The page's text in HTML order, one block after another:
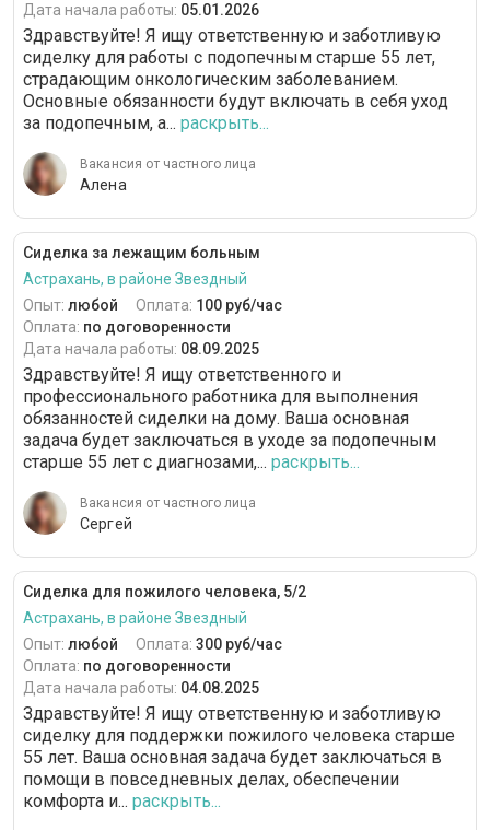
Дата начала работы: 05.01.2026
Здравствуйте! Я ищу ответственную и заботливую
сиделку для работы с подопечным старше 55 лет,
страдающим онкологическим заболеванием.
Основные обязанности будут включать в себя уход
за подопечным, а... раскрыть...
Вакансия от частного лица
Алена
Сиделка за лежащим больным
Астрахань, в районе Звездный
Опыт: любой Оплата: 100 руб/час
Оплата: по договоренности
Дата начала работы: 08.09.2025
Здравствуйте! Я ищу ответственного и
профессионального работника для выполнения
обязанностей сиделки на дому. Ваша основная
задача будет заключаться в уходе за подопечным
старше 55 лет с диагнозами,... раскрыть...
Вакансия от частного лица
Сергей
Сиделка для пожилого человека, 5/2
Астрахань, в районе Звездный
Опыт: любой Оплата: 300 руб/час
Оплата: по договоренности
Дата начала работы: 04.08.2025
Здравствуйте! Я ищу ответственную и заботливую
сиделку для поддержки пожилого человека старше
55 лет. Ваша основная задача будет заключаться в
помощи в повседневных делах, обеспечении
комфорта и... раскрыть...